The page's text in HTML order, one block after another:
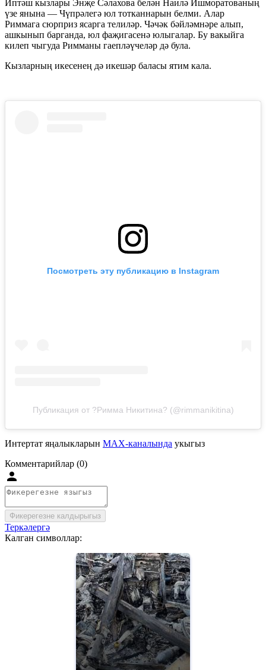
Иптәш кызлары Энҗе Сәлахова белән Наилә Ишморатованың
үзе янына — Чүпрәлегә юл тотканнарын белми. Алар
Риммага сюрприз ясарга телиләр. Чәчәк бәйләмнәре алып,
ашкынып барганда, юл фаҗигасенә юлыгалар. Бу вакыйга
килеп чыгуда Римманы гаепләүчеләр дә була.
Кызларның икесенең дә икешәр баласы ятим кала.
Посмотреть эту публикацию в Instagram
Публикация от ?Римма Никитина? (@rimmanikitina)
Интертат яңалыкларын MAX-каналында укыгыз
Комментарийлар (0)
Фикерегезне калдырыгыз
Теркәлергә
Калган символлар: